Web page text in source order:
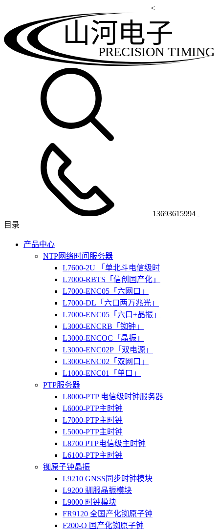
<
PRECISION TIMING
山河电子
13693615994
目录
产品中心
NTP网络时间服务器
L7600-2U 「单北斗电信级时
L7000-RBTS「信创国产化」
L7000-ENC05「六网口」
L7000-DL「六口两万兆光」
L7000-ENC05「六口+晶振」
L3000-ENCRB「铷钟」
L3000-ENCOC「晶振」
L3000-ENC02P「双电源」
L3000-ENC02「双网口」
L1000-ENC01「单口」
PTP服务器
L8000-PTP 电信级时钟服务器
L6000-PTP主时钟
L7000-PTP主时钟
L5000-PTP主时钟
L8700 PTP电信级主时钟
L6100-PTP主时钟
铷原子钟晶振
L9210 GNSS同步时钟模块
L9200 驯服晶振模块
L9000 时钟模块
FR9120 全国产化铷原子钟
F200-O 国产化铷原子钟